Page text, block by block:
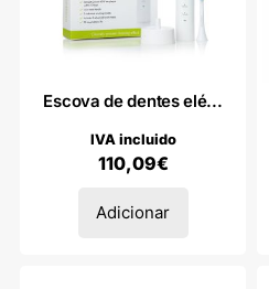
Escova de dentes elé...
110,09€
IVA incluido
Adicionar